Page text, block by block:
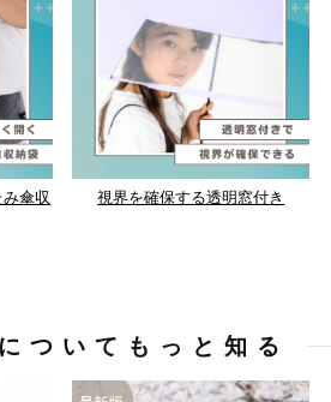
傘収
視界を確保する透明窓付き
ついてもっと知る